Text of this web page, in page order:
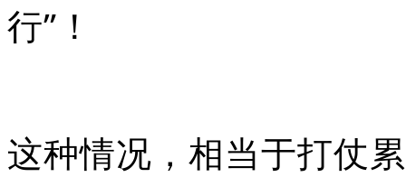
行”！
这种情况，相当于打仗